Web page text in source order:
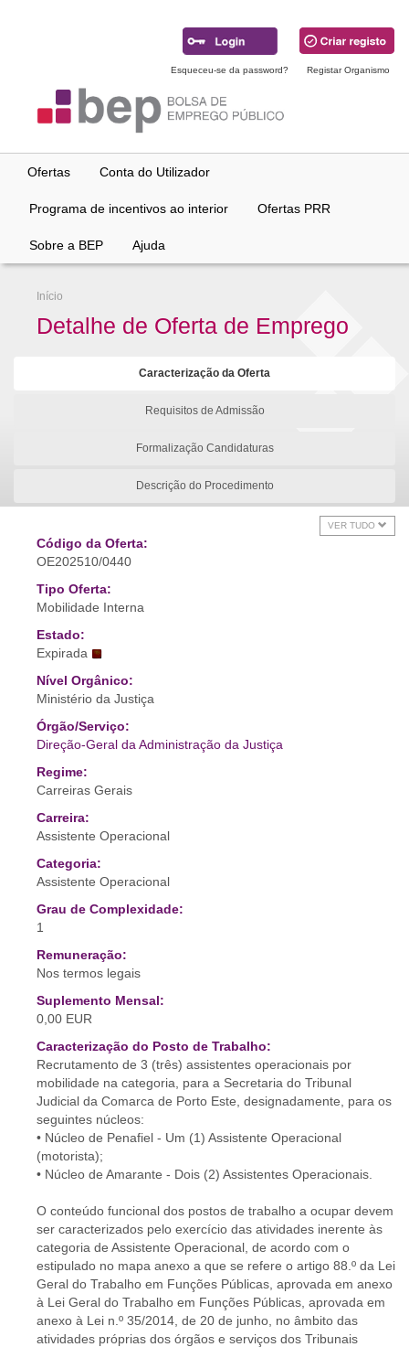
Esqueceu-se da password? Registar Organismo
Ofertas Conta do Utilizador
Programa de incentivos ao interior Ofertas PRR
Sobre a BEP Ajuda
Início
Detalhe de Oferta de Emprego
Caracterização da Oferta
Requisitos de Admissão
Formalização Candidaturas
Descrição do Procedimento
VER TUDO
Código da Oferta:
OE202510/0440
Tipo Oferta:
Mobilidade Interna
Estado:
Expirada
Nível Orgânico:
Ministério da Justiça
Órgão/Serviço:
Direção-Geral da Administração da Justiça
Regime:
Carreiras Gerais
Carreira:
Assistente Operacional
Categoria:
Assistente Operacional
Grau de Complexidade:
1
Remuneração:
Nos termos legais
Suplemento Mensal:
0,00 EUR
Caracterização do Posto de Trabalho:
Recrutamento de 3 (três) assistentes operacionais por
mobilidade na categoria, para a Secretaria do Tribunal
Judicial da Comarca de Porto Este, designadamente, para os
seguintes núcleos:
• Núcleo de Penafiel - Um (1) Assistente Operacional
(motorista);
• Núcleo de Amarante - Dois (2) Assistentes Operacionais.
O conteúdo funcional dos postos de trabalho a ocupar devem
ser caracterizados pelo exercício das atividades inerente às
categoria de Assistente Operacional, de acordo com o
estipulado no mapa anexo a que se refere o artigo 88.º da Lei
Geral do Trabalho em Funções Públicas, aprovada em anexo
à Lei Geral do Trabalho em Funções Públicas, aprovada em
anexo à Lei n.º 35/2014, de 20 de junho, no âmbito das
atividades próprias dos órgãos e serviços dos Tribunais